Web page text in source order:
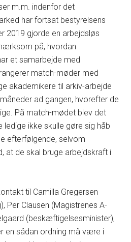
m.m. indenfor det
har fortsat bestyrelsens
2019 gjorde en arbejdsløs
på, hvordan
et samarbejde med
match-møder med
akademikere til arkiv-arbejde
ad gangen, hvorefter de
På match-mødet blev det
ledige ikke skulle gøre sig håb
efterfølgende, selvom
at de skal bruge arbejdskraft i
til Camilla Gregersen
Per Clausen (Magistrenes A-
(beskæftigelsesminister),
en sådan ordning må være i